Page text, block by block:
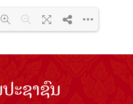
100% ...
ຊາຊົນ